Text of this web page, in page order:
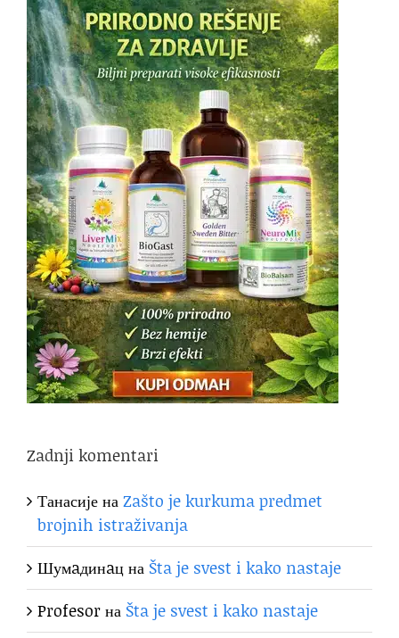
Zadnji komentari
ТанасијенаZašto je kurkuma predmet
brojnih istraživanja
Шумaдинaцна Šta je svest i kako nastaje
Profesorна Šta je svest i kako nastaje